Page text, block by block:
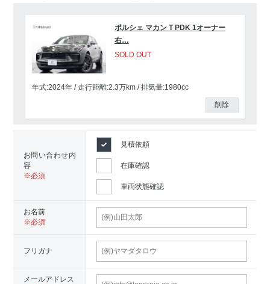
ポルシェ マカン T PDK 1オーナー
右…
SOLD OUT
年式:2024年 走行距離:2.3万km 排気量:1980cc
削除
お問い合わせ内
容
見積依頼
在庫確認
車両状態確認
お名前
フリガナ
メールアドレス